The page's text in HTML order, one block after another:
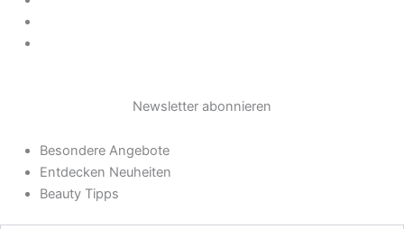
a
m
Newsletter abonnieren
Besondere Angebote
Entdecken Neuheiten
Beauty Tipps